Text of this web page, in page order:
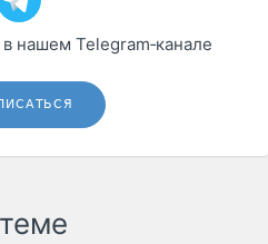
нашем Telegram‑канале